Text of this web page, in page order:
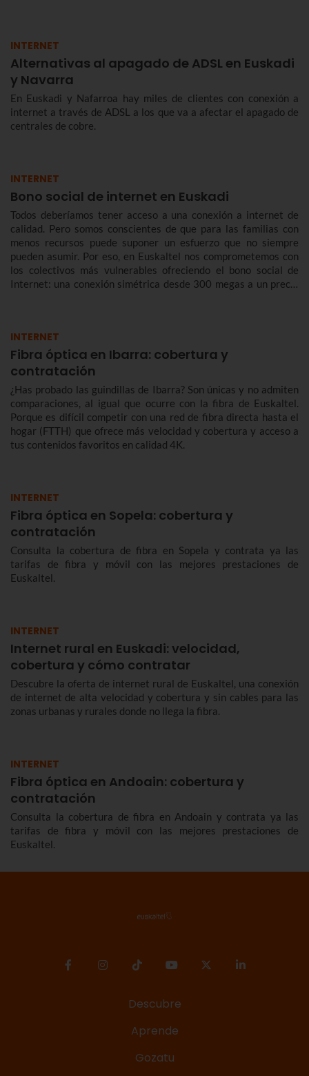
INTERNET
Alternativas al apagado de ADSL en Euskadi
y Navarra
En Euskadi y Nafarroa hay miles de clientes con conexión a
internet a través de ADSL a los que va a afectar el apagado de
centrales de cobre.
INTERNET
Bono social de internet en Euskadi
Todos deberíamos tener acceso a una conexión a internet de
calidad. Pero somos conscientes de que para las familias con
menos recursos puede suponer un esfuerzo que no siempre
pueden asumir. Por eso, en Euskaltel nos comprometemos con
los colectivos más vulnerables ofreciendo el bono social de
Internet: una conexión simétrica desde 300 megas a un precio
INTERNET
Fibra óptica en Ibarra: cobertura y
contratación
¿Has probado las guindillas de Ibarra? Son únicas y no admiten
comparaciones, al igual que ocurre con la fibra de Euskaltel.
Porque es difícil competir con una red de fibra directa hasta el
hogar (FTTH) que ofrece más velocidad y cobertura y acceso a
tus contenidos favoritos en calidad 4K.
INTERNET
Fibra óptica en Sopela: cobertura y
contratación
Consulta la cobertura de fibra en Sopela y contrata ya las
tarifas de fibra y móvil con las mejores prestaciones de
Euskaltel.
INTERNET
Internet rural en Euskadi: velocidad,
cobertura y cómo contratar
Descubre la oferta de internet rural de Euskaltel, una conexión
de internet de alta velocidad y cobertura y sin cables para las
zonas urbanas y rurales donde no llega la fibra.
INTERNET
Fibra óptica en Andoain: cobertura y
contratación
Consulta la cobertura de fibra en Andoain y contrata ya las
tarifas de fibra y móvil con las mejores prestaciones de
Euskaltel.
Descubre
Aprende
Gozatu